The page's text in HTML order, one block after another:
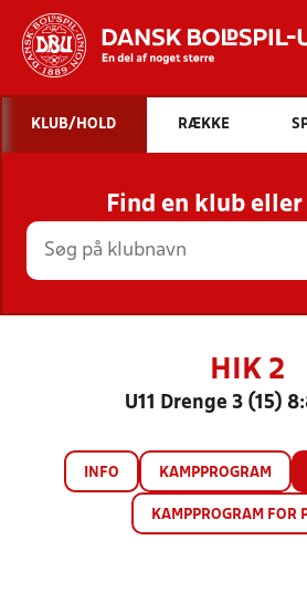
STILLINGER,
HOLD
KLUB/HOLD RÆKKE
Find en klub
HIK 2
U11 Drenge 3 (15)
INFO KAMPPROGRAM
KAMPPROGRAM FOR